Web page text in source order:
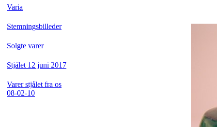
Varia
Stemningsbilleder
Solgte varer
Stjålet 12 juni 2017
Varer stjålet fra os
08-02-10